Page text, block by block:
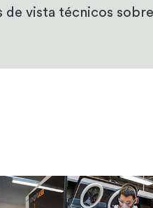
vista técnicos